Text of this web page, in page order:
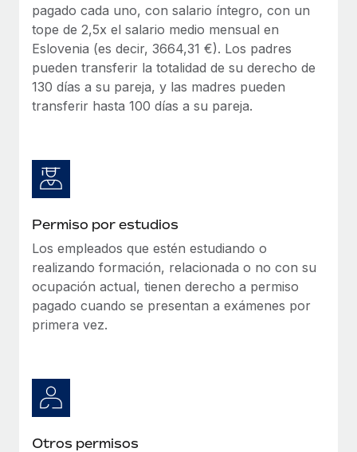
pagado cada uno, con salario íntegro, con un
tope de 2,5x el salario medio mensual en
Eslovenia (es decir, 3664,31 €). Los padres
pueden transferir la totalidad de su derecho de
130 días a su pareja, y las madres pueden
transferir hasta 100 días a su pareja.
Permiso por estudios
Los empleados que estén estudiando o
realizando formación, relacionada o no con su
ocupación actual, tienen derecho a permiso
pagado cuando se presentan a exámenes por
primera vez.
Otros permisos